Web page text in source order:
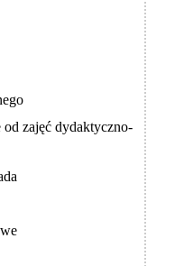
zajęć dydaktyczno-